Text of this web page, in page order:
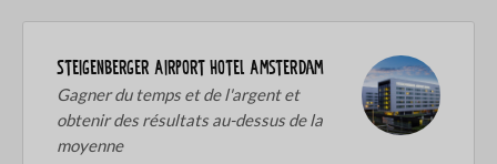
Steigenberger Airport Hotel Amsterdam
Gagner du temps et de l'argent et
obtenir des résultats au-dessus de la
moyenne